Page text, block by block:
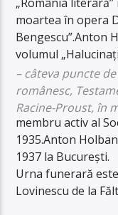
moartea în opera
Bengescu”.Anton
volumul
– câteva puncte
românesc,
Racine-Proust, în
membru activ al
1935.Anton
1937 la București.
Urna funerară
Lovinescu de la